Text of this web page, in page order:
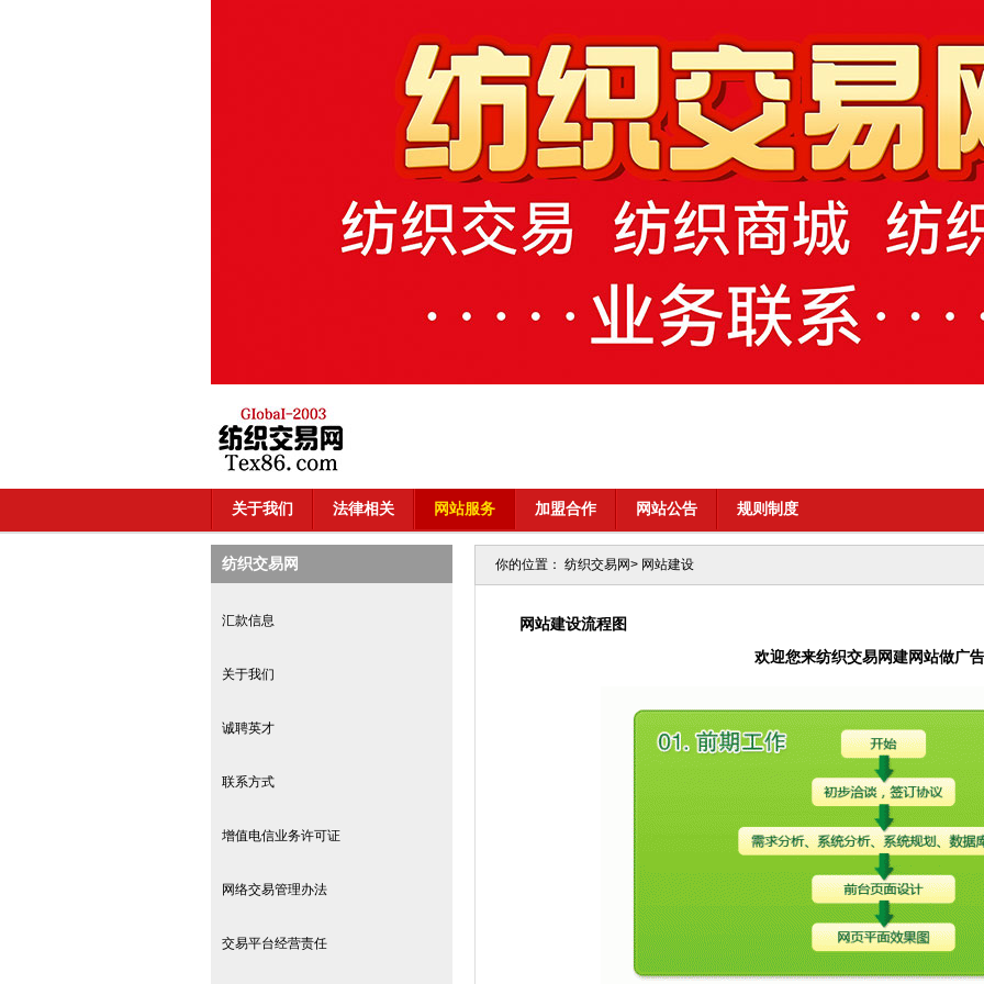
关于我们 法律相关 网站服务 加盟合作 网站公告 规则制度
纺织交易网
汇款信息
关于我们
诚聘英才
联系方式
增值电信业务许可证
网络交易管理办法
交易平台经营责任
你的位置： 纺织交易网> 网站建设
网站建设流程图
欢迎您来纺织交易网建网站做广告